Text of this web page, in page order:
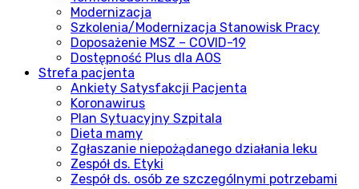
Modernizacja
Szkolenia/Modernizacja Stanowisk Pracy
Doposażenie MSZ – COVID-19
Dostępność Plus dla AOS
Strefa pacjenta
Ankiety Satysfakcji Pacjenta
Koronawirus
Plan Sytuacyjny Szpitala
Dieta mamy
Zgłaszanie niepożądanego działania leku
Zespół ds. Etyki
Zespół ds. osób ze szczególnymi potrzebami